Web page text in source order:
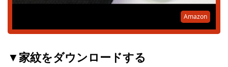
Amazon
▼家紋をダウンロードする